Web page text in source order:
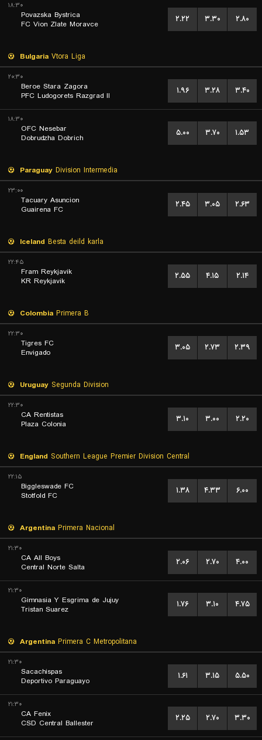
۱۸:۳۰
Povazska Bystrica
FC Vion Zlate Moravce
۲.۲۲ ۳.۳۰ ۲.۸۰
Bulgaria Vtora Liga
۲۰:۳۰
Beroe Stara Zagora
PFC Ludogorets Razgrad II
۱.۹۶ ۳.۲۸ ۳.۴۰
۱۸:۳۰
OFC Nesebar
Dobrudzha Dobrich
۵.۰۰ ۳.۷۰ ۱.۵۳
Paraguay Division Intermedia
۲۳:۰۰
Tacuary Asuncion
Guairena FC
۲.۴۵ ۳.۰۵ ۲.۶۳
Iceland Besta deild karla
۲۲:۴۵
Fram Reykjavik
KR Reykjavik
۲.۵۵ ۴.۱۵ ۲.۱۴
Colombia Primera B
۲۲:۳۰
Tigres FC
Envigado
۳.۰۵ ۲.۷۳ ۲.۳۹
Uruguay Segunda Division
۲۲:۳۰
CA Rentistas
Plaza Colonia
۳.۱۰ ۳.۰۰ ۲.۲۰
England Southern League Premier Division Central
۲۲:۱۵
Biggleswade FC
Stotfold FC
۱.۳۸ ۴.۳۳ ۶.۰۰
Argentina Primera Nacional
۲۱:۳۰
CA All Boys
Central Norte Salta
۲.۰۶ ۲.۷۰ ۴.۰۰
۲۱:۳۰
Gimnasia Y Esgrima de Jujuy
Tristan Suarez
۱.۷۶ ۳.۱۰ ۴.۷۵
Argentina Primera C Metropolitana
۲۱:۳۰
Sacachispas
Deportivo Paraguayo
۱.۶۱ ۳.۱۵ ۵.۵۰
۲۱:۳۰
CA Fenix
CSD Central Ballester
۲.۲۵ ۲.۷۰ ۳.۳۰